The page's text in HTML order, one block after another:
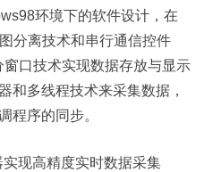
环境下的软件设计，在
分离技术和串行通信控件
口技术实现数据存放与显示
和多线程技术来采集数据，
程序的同步。
现高精度实时数据采集